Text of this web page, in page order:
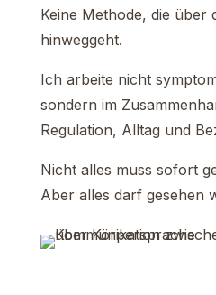
Keine Methode, die über
hinweggeht.
Ich arbeite nicht
sondern im
Regulation, Alltag und
Nicht alles muss sofort
Aber alles darf gesehen